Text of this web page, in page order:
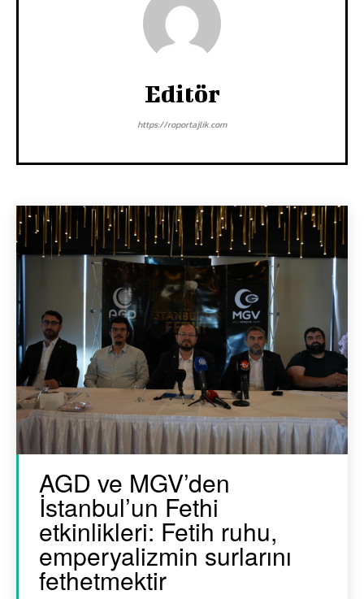
Editör
https://roportajlik.com
AGD ve MGV’den
İstanbul’un Fethi
etkinlikleri: Fetih ruhu,
emperyalizmin surlarını
fethetmektir